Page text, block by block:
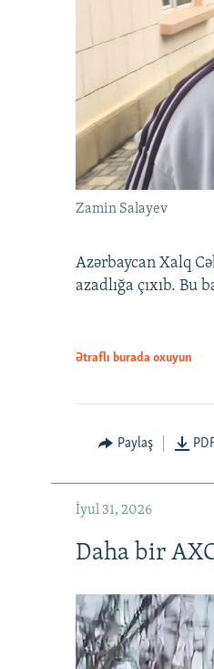
Zamin Salayev
Azərbaycan Xalq
azadlığa çıxıb. Bu
Ətraflı burada oxuyun
Paylaş PDF
İyul 31, 2026
Daha bir